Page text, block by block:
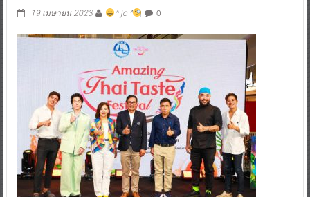
19 เมษายน 2023 ^ jo ^ 0